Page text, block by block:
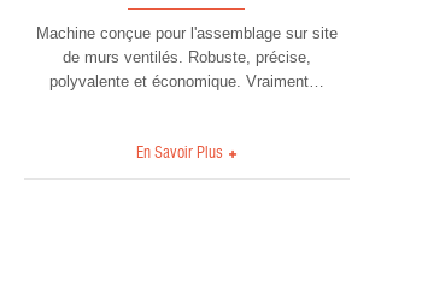
Machine conçue pour l'assemblage sur site
de murs ventilés. Robuste, précise,
polyvalente et économique. Vraiment…
En Savoir Plus